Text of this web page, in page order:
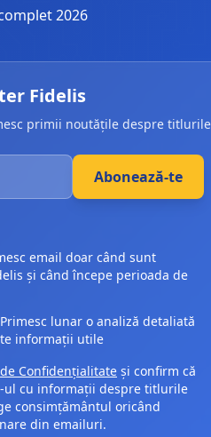
2026
Fidelis
primii noutățile despre
abonarea la newsletter
Abonează-te
email doar când sunt
și când începe perioada de
lunar o analiză detaliată
informații utile
Confidențialitate și confirm că
ul cu informații despre titlurile
consimțământul oricând
din emailuri.